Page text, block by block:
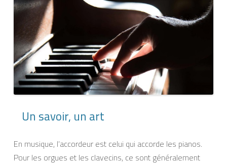
Un savoir, un art
En musique, l’accordeur est celui qui accorde les pianos.
Pour les orgues et les clavecins, ce sont généralement